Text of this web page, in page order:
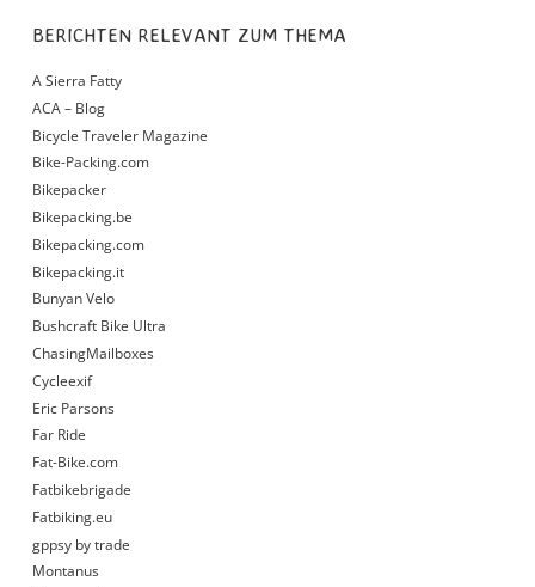
BERICHTEN RELEVANT ZUM THEMA
A Sierra Fatty
ACA – Blog
Bicycle Traveler Magazine
Bike-Packing.com
Bikepacker
Bikepacking.be
Bikepacking.com
Bikepacking.it
Bunyan Velo
Bushcraft Bike Ultra
ChasingMailboxes
Cycleexif
Eric Parsons
Far Ride
Fat-Bike.com
Fatbikebrigade
Fatbiking.eu
gppsy by trade
Montanus